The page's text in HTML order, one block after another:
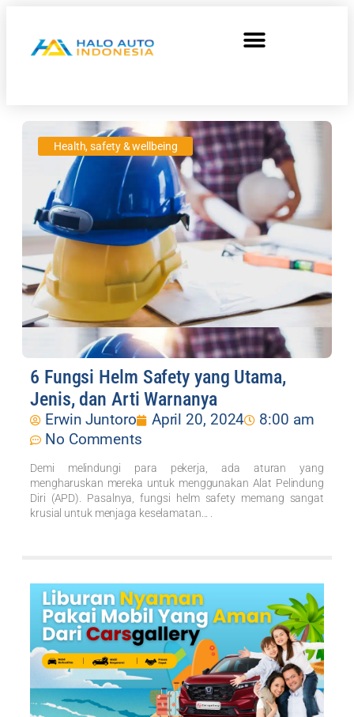
Health, safety & wellbeing
6 Fungsi Helm Safety yang Utama,
Jenis, dan Arti Warnanya
Erwin Juntoro April 20, 2024
8:00 am
No Comments
Demi melindungi para pekerja, ada aturan yang
mengharuskan mereka untuk menggunakan Alat Pelindung
Diri (APD). Pasalnya, fungsi helm safety memang sangat
krusial untuk menjaga keselamatan... .